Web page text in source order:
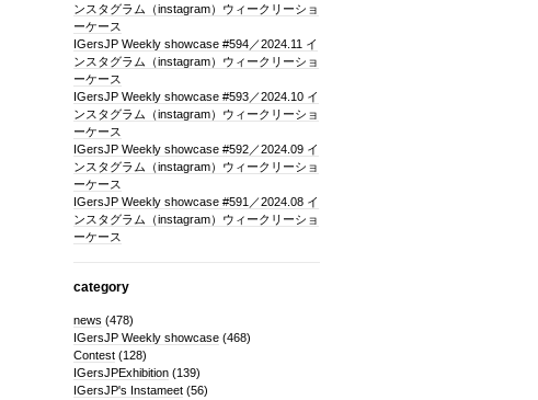
ンスタグラム（instagram）ウィークリーショ
ーケース
IGersJP Weekly showcase #594／2024.11 イ
ンスタグラム（instagram）ウィークリーショ
ーケース
IGersJP Weekly showcase #593／2024.10 イ
ンスタグラム（instagram）ウィークリーショ
ーケース
IGersJP Weekly showcase #592／2024.09 イ
ンスタグラム（instagram）ウィークリーショ
ーケース
IGersJP Weekly showcase #591／2024.08 イ
ンスタグラム（instagram）ウィークリーショ
ーケース
category
news (478)
IGersJP Weekly showcase(468)
Contest(128)
IGersJPExhibition(139)
IGersJP's Instameet(56)